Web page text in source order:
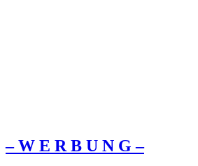
– W Ε R Β U Ν G –